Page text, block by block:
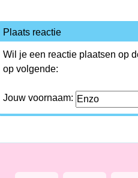
Plaats reactie
Wil je een reactie plaatsen op
op volgende:
Jouw voornaam: